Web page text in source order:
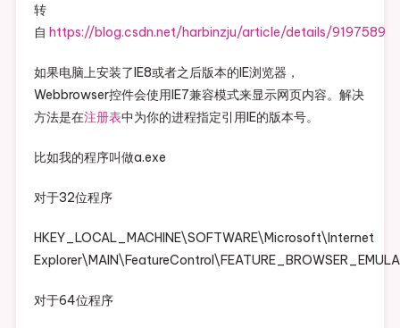
转
自 https://blog.csdn.net/harbinzju/article/details/9197589
如果电脑上安装了IE8或者之后版本的IE浏览器，
Webbrowser控件会使用IE7兼容模式来显示网页内容。解决
方法是在注册表中为你的进程指定引用IE的版本号。
比如我的程序叫做a.exe
对于32位程序
HKEY_LOCAL_MACHINE\SOFTWARE\Microsoft\Internet
对于64位程序